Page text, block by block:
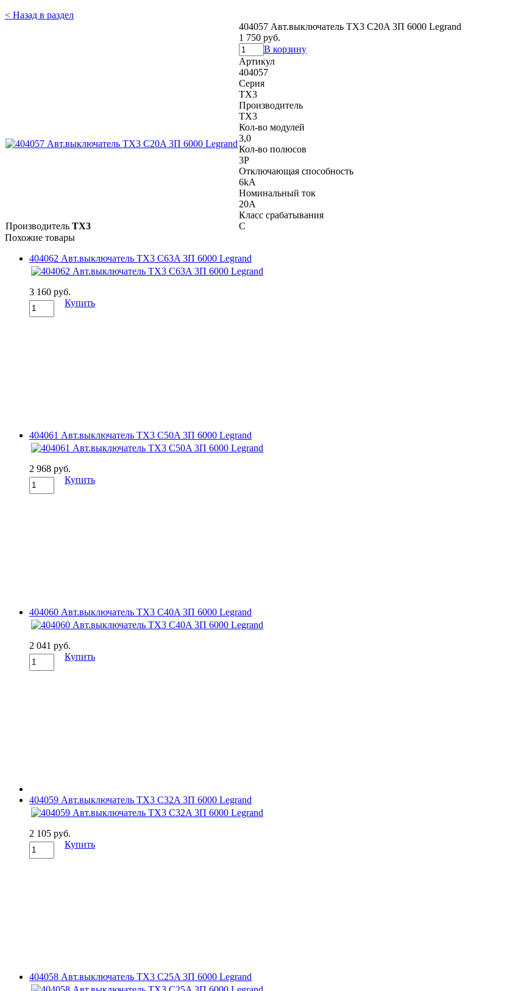
< Назад в раздел
404057 Авт.выключатель TX3 C20A 3П 6000 Legrand
1 750 руб.
В корзину
Артикул
404057
Серия
TX3
Производитель
TX3
Кол-во модулей
3,0
Кол-во полюсов
3P
Отключающая способность
6kA
Номинальный ток
20A
Класс срабатывания
C
Производитель TX3
Похожие товары
404062 Авт.выключатель TX3 C63A 3П 6000 Legrand
3 160 руб.
Купить
404061 Авт.выключатель TX3 C50A 3П 6000 Legrand
2 968 руб.
Купить
404060 Авт.выключатель TX3 C40A 3П 6000 Legrand
2 041 руб.
Купить
404059 Авт.выключатель TX3 C32A 3П 6000 Legrand
2 105 руб.
Купить
404058 Авт.выключатель TX3 C25A 3П 6000 Legrand